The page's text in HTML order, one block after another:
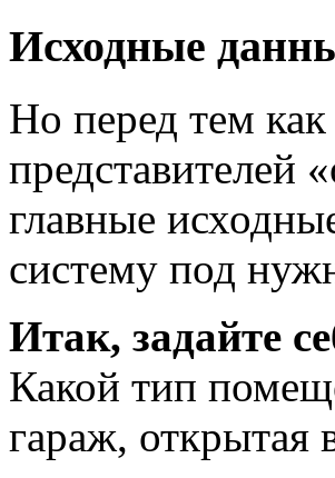
Исходные
Но перед тем
представителей
главные
систему под
Итак, задайте
Какой тип
гараж, открытая